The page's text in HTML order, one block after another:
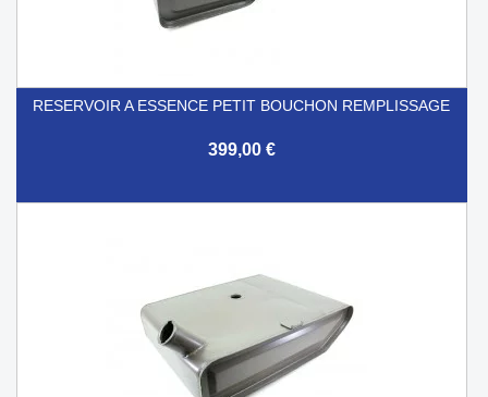
RESERVOIR A ESSENCE PETIT BOUCHON REMPLISSAGE
399,00 €